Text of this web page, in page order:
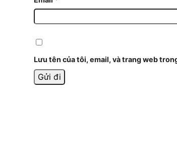
Lưu tên của tôi, email, và trang web